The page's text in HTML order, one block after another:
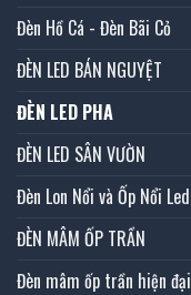
Đèn Hồ Cá - Đèn Bãi Cỏ
ĐÈN LED BÁN NGUYỆT
ĐÈN LED PHA
ĐÈN LED SÂN VƯỜN
Đèn Lon Nổi và Ốp Nổi Led
ĐÈN MÂM ỐP TRẦN
Đèn mâm ốp trần hiện đại